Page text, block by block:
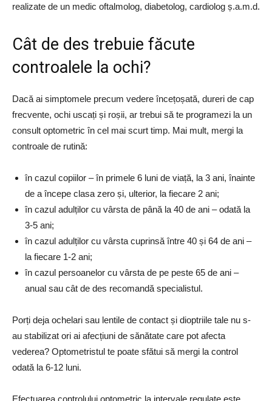
realizate de un medic oftalmolog, diabetolog, cardiolog ș.a.m.d.
Cât de des trebuie făcute
controalele la ochi?
Dacă ai simptomele precum vedere încețoșată, dureri de cap
frecvente, ochi uscați și roșii, ar trebui să te programezi la un
consult optometric în cel mai scurt timp. Mai mult, mergi la
controale de rutină:
în cazul copiilor – în primele 6 luni de viață, la 3 ani, înainte
de a începe clasa zero și, ulterior, la fiecare 2 ani;
în cazul adulților cu vârsta de până la 40 de ani – odată la
3-5 ani;
în cazul adulților cu vârsta cuprinsă între 40 și 64 de ani –
la fiecare 1-2 ani;
în cazul persoanelor cu vârsta de pe peste 65 de ani –
anual sau cât de des recomandă specialistul.
Porți deja ochelari sau lentile de contact și dioptriile tale nu s-
au stabilizat ori ai afecțiuni de sănătate care pot afecta
vederea? Optometristul te poate sfătui să mergi la control
odată la 6-12 luni.
Efectuarea controlului optometric la intervale regulate este